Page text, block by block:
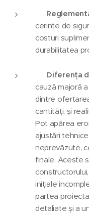
cerințe de
costuri
durabilitatea
Diferența
cauză majoră
dintre
cantități, și
Pot apărea
ajustări
neprevăzute,
finale. Aceste
inițiale
partea
detaliate și a